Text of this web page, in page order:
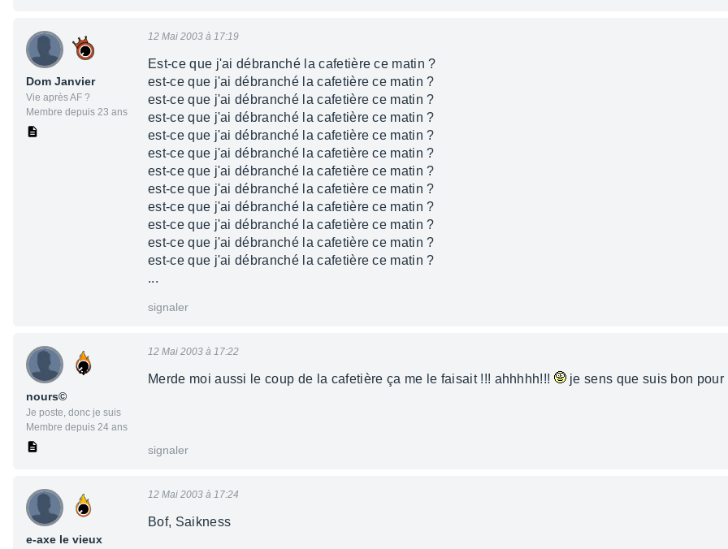
Dom Janvier
Vie après AF ?
Membre depuis 23 ans
12 Mai 2003 à 17:19
Est-ce que j'ai débranché la cafetière ce matin ?
est-ce que j'ai débranché la cafetière ce matin ?
est-ce que j'ai débranché la cafetière ce matin ?
est-ce que j'ai débranché la cafetière ce matin ?
est-ce que j'ai débranché la cafetière ce matin ?
est-ce que j'ai débranché la cafetière ce matin ?
est-ce que j'ai débranché la cafetière ce matin ?
est-ce que j'ai débranché la cafetière ce matin ?
est-ce que j'ai débranché la cafetière ce matin ?
est-ce que j'ai débranché la cafetière ce matin ?
est-ce que j'ai débranché la cafetière ce matin ?
est-ce que j'ai débranché la cafetière ce matin ?
...
signaler
nours©
Je poste, donc je suis
Membre depuis 24 ans
12 Mai 2003 à 17:22
Merde moi aussi le coup de la cafetière ça me le faisait !!! ahhhhh!!! je sens que suis bon pour
signaler
e-axe le vieux
12 Mai 2003 à 17:24
Bof, Saikness